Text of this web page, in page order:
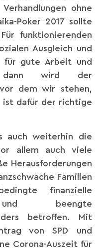
ohne
Poker 2017 sollte
funktionierenden
Ausgleich und
für gute Arbeit und
wird der
vor dem wir stehen,
ist dafür der richtige
auch weiterhin die
allem auch viele
Herausforderungen
Familien
finanzielle
und beengte
betroffen. Mit
von SPD und
Corona-Auszeit für